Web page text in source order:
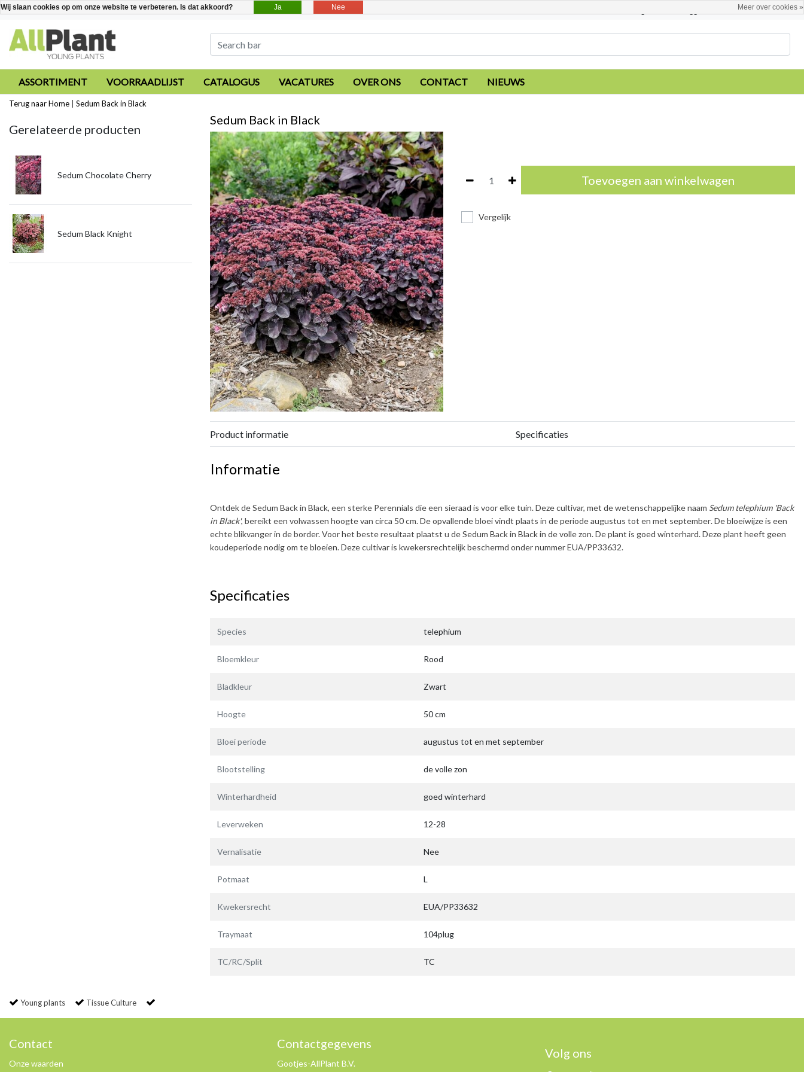
Nederlands
ASSORTIMENT VOORRAADLIJST CATALOGUS VACATURES OVER ONS CONTACT NIEUWS
Terug naar Home Sedum Back in Black
Gerelateerde producten
Sedum Chocolate Cherry
Sedum Black Knight
Sedum Back in Black
Toevoegen aan winkelwagen
Vergelijk
Product informatie Specificaties
Informatie
Ontdek deSedum Back in Black, een sterke Perennials die een sieraad is voor elke tuin. Deze cultivar, met de wetenschappelijke naam Sedum telephium 'Back
in Black', bereikt een volwassen hoogte van circa 50 cm. De opvallende bloei vindt plaats in de periodeaugustus tot en met september. De bloeiwijze is een
echte blikvanger in de border. Voor het beste resultaat plaatst u deSedum Back in Blackin de volle zon. De plant is goed winterhard. Deze plant heeft geen
koudeperiode nodig om te bloeien. Deze cultivar is kwekersrechtelijk beschermd onder nummer EUA/PP33632.
Specificaties
Species telephium
Bloemkleur Rood
Bladkleur Zwart
Hoogte 50 cm
Bloei periode augustus tot en met september
Blootstelling de volle zon
Winterhardheid goed winterhard
Leverweken 12-28
Vernalisatie Nee
Potmaat L
Kwekersrecht EUA/PP33632
Traymaat 104plug
TC/RC/Split TC
Young plants Tissue Culture
Contact
Onze waarden
Contactgegevens
Gootjes-AllPlant B.V.
Volg ons
Wij slaan cookies op om onze website te verbeteren. Is dat akkoord? Ja Nee Meer over cookies »